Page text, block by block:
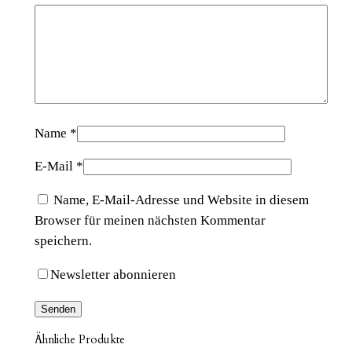
Name *
E-Mail *
Name, E-Mail-Adresse und Website in diesem
Browser für meinen nächsten Kommentar
speichern.
Newsletter abonnieren
Ähnliche Produkte